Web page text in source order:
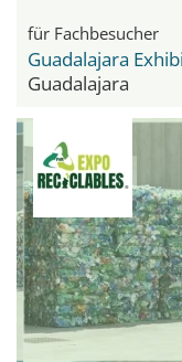
für Fachbesucher
Guadalajara
Guadalajara